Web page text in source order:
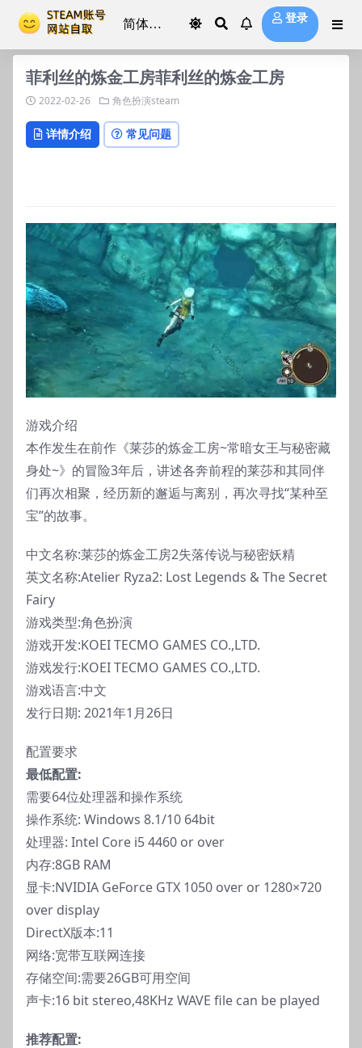
登录
菲利丝的炼金工房菲利丝的炼金工房
2022-02-26 角色扮演steam
详情介绍 常见问题
游戏介绍
本作发生在前作《莱莎的炼金工房~常暗女王与秘密藏
身处~》的冒险3年后，讲述各奔前程的莱莎和其同伴
们再次相聚，经历新的邂逅与离别，再次寻找“某种至
宝”的故事。
中文名称:莱莎的炼金工房2失落传说与秘密妖精
英文名称:Atelier Ryza2: Lost Legends & The Secret
Fairy
游戏类型:角色扮演
游戏开发:KOEI TECMO GAMES CO.,LTD.
游戏发行:KOEI TECMO GAMES CO.,LTD.
游戏语言:中文
发行日期: 2021年1月26日
配置要求
最低配置:
需要64位处理器和操作系统
操作系统: Windows 8.1/10 64bit
处理器: Intel Core i5 4460 or over
内存:8GB RAM
显卡:NVIDIA GeForce GTX 1050 over or 1280×720
over display
DirectX版本:11
网络:宽带互联网连接
存储空间:需要26GB可用空间
声卡:16 bit stereo,48KHz WAVE file can be played
推荐配置: